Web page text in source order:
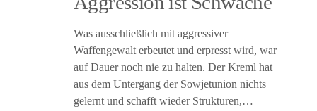
Was ausschließlich mit aggressiver
Waffengewalt erbeutet und erpresst wird, war
auf Dauer noch nie zu halten. Der Kreml hat
aus dem Untergang der Sowjetunion nichts
gelernt und schafft wieder Strukturen,…